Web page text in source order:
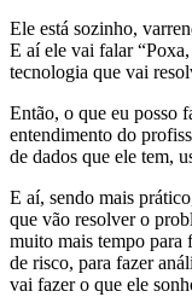
Ele está sozinho,
E aí ele vai falar
tecnologia que vai
Então, o que eu posso
entendimento do
de dados que ele tem,
E aí, sendo mais
que vão resolver o
muito mais tempo para
de risco, para fazer
vai fazer o que ele